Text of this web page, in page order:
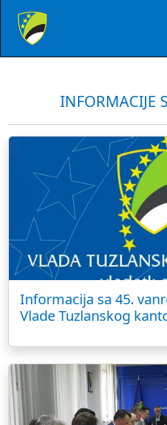
INFORMACIJE
Informacija sa 45.
Vlade Tuzlanskog